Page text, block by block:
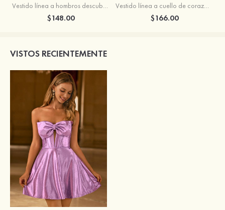
Vestido línea a hombros descubiertos tul corto/mini vestido para homecoming
$148.00
Vestido línea a cuello de corazón satén corto vestido para homecoming
$166.00
VISTOS RECIENTEMENTE